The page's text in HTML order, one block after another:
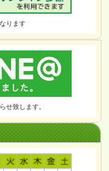
ります
せ致します。